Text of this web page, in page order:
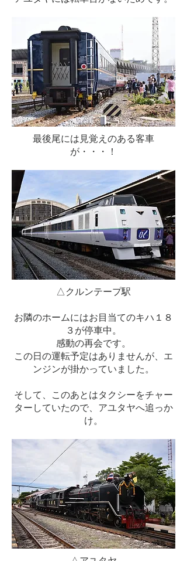
最後尾には見覚えのある客車
が・・・！
△クルンテープ駅
お隣のホームにはお目当てのキハ１８
３が停車中。
​感動の再会です。
​この日の運転予定はありませんが、エ
ンジンが掛かっていました。
​そして、このあとはタクシーをチャー
ターしていたので、アユタヤへ追っか
け。